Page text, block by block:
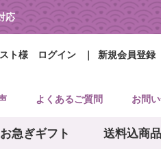
応
ト様 ログイン 新規会員登録
よくあるご質問 お問
お急ぎギフト 送料込商品